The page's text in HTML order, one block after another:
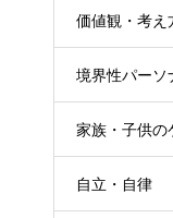
価値観・考え
境界性パーソ
家族・子供の
自立・自律